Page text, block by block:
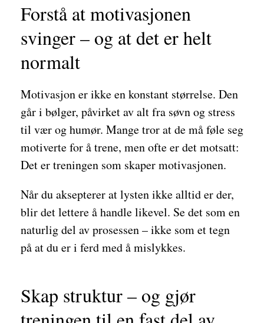
Forstå at motivasjonen
svinger – og at det er helt
normalt
Motivasjon er ikke en konstant størrelse. Den
går i bølger, påvirket av alt fra søvn og stress
til vær og humør. Mange tror at de må føle seg
motiverte for å trene, men ofte er det motsatt:
Det er treningen som skaper motivasjonen.
Når du aksepterer at lysten ikke alltid er der,
blir det lettere å handle likevel. Se det som en
naturlig del av prosessen – ikke som et tegn
på at du er i ferd med å mislykkes.
Skap struktur – og gjør